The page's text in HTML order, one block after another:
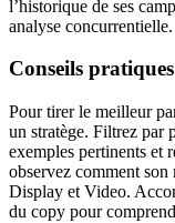
l’historique de ses
analyse concurrentielle.
Conseils
Pour tirer le meilleur
un stratège. Filtrez par
exemples pertinents et
observez comment son
Display et Video.
du copy pour